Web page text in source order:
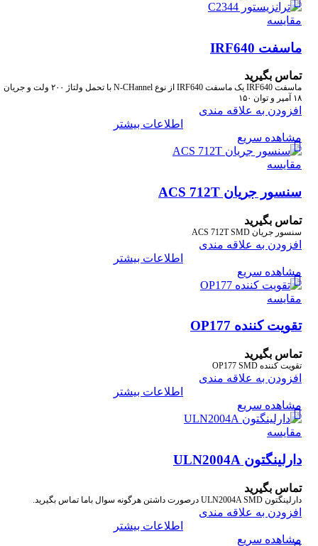
مقایسه
ماسفت IRF640
تماس بگیرید
ماسفت IRF640 یک ماسفت IRF640 از نوع N-CHannel با تحمل ولتاژ ۲۰۰ ولت و جریان
۱۸ آمپر و توان ۱۵۰
افزودن به علاقه مندی
اطلاعات بیشتر
مشاهده سریع
مقایسه
سنسور جریان ACS 712T
تماس بگیرید
سنسور جریان ACS 712T SMD
افزودن به علاقه مندی
اطلاعات بیشتر
مشاهده سریع
مقایسه
تقویت کننده OP177
تماس بگیرید
تقویت کننده OP177 SMD
افزودن به علاقه مندی
اطلاعات بیشتر
مشاهده سریع
مقایسه
دارلینگتون ULN2004A
تماس بگیرید
دارلینگتون ULN2004A SMD درصورت داشتن هرگونه سوال باما تماس بگیرید.
افزودن به علاقه مندی
اطلاعات بیشتر
مشاهده سریع